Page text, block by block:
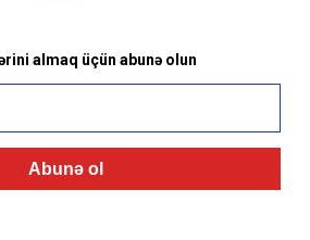
almaq üçün abunə olun
Abunə ol